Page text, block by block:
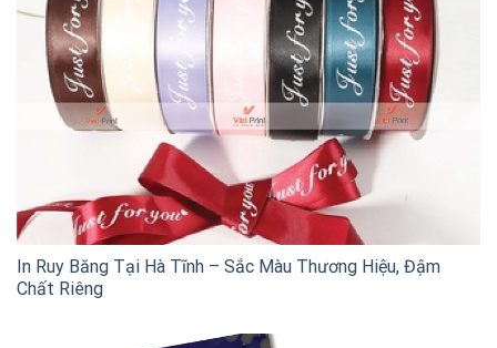
In Ruy Băng Tại Hà Tĩnh – Sắc Màu Thương Hiệu, Đậm
Chất Riêng